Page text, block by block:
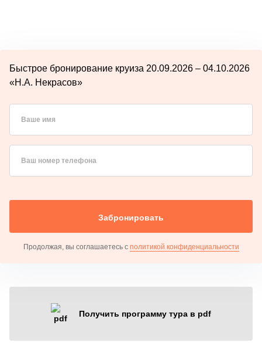
Быстрое бронирование круиза 20.09.2026 – 04.10.2026
«Н.А. Некрасов»
Ваше имя
Ваш номер телефона
Забронировать
Продолжая, вы соглашаетесь с политикой конфиденциальности
Получить программу тура в pdf